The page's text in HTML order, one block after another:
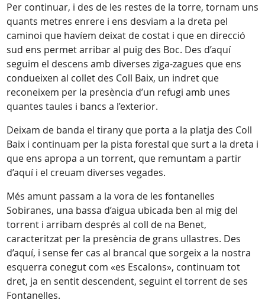
Per continuar, i des de les restes de la torre, tornam uns
quants metres enrere i ens desviam a la dreta pel
caminoi que havíem deixat de costat i que en direcció
sud ens permet arribar al puig des Boc. Des d’aquí
seguim el descens amb diverses ziga-zagues que ens
condueixen al collet des Coll Baix, un indret que
reconeixem per la presència d’un refugi amb unes
quantes taules i bancs a l’exterior.
Deixam de banda el tirany que porta a la platja des Coll
Baix i continuam per la pista forestal que surt a la dreta i
que ens apropa a un torrent, que remuntam a partir
d’aquí i el creuam diverses vegades.
Més amunt passam a la vora de les fontanelles
Sobiranes, una bassa d’aigua ubicada ben al mig del
torrent i arribam després al coll de na Benet,
caracteritzat per la presència de grans ullastres. Des
d’aquí, i sense fer cas al brancal que sorgeix a la nostra
esquerra conegut com «es Escalons», continuam tot
dret, ja en sentit descendent, seguint el torrent de ses
Fontanelles.